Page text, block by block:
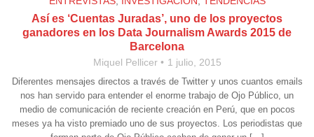
Así es ‘Cuentas Juradas’, uno de los proyectos
ganadores en los Data Journalism Awards 2015 de
Barcelona
Miquel Pellicer 1 julio, 2015
Diferentes mensajes directos a través de Twitter y unos cuantos emails
nos han servido para entender el enorme trabajo de Ojo Público, un
medio de comunicación de reciente creación en Perú, que en pocos
meses ya ha visto premiado uno de sus proyectos. Los periodistas que